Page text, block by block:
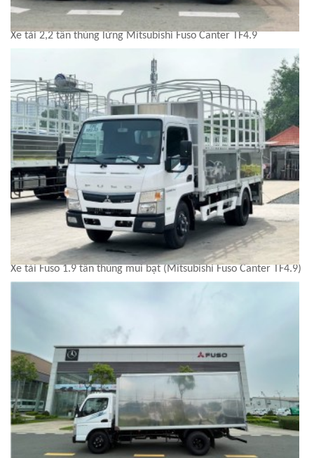
Xe tải 2,2 tấn thùng lửng Mitsubishi Fuso Canter TF4.9
Xe tải Fuso 1.9 tấn thùng mui bạt (Mitsubishi Fuso Canter TF4.9)